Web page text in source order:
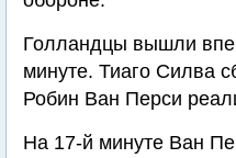
Голландцы вышли
минуте. Тиаго Силва
Робин Ван Перси
На 17-й минуте Ван